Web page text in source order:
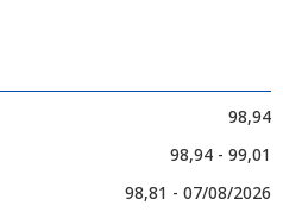
98,94
98,94 - 99,01
98,81 - 07/08/2026